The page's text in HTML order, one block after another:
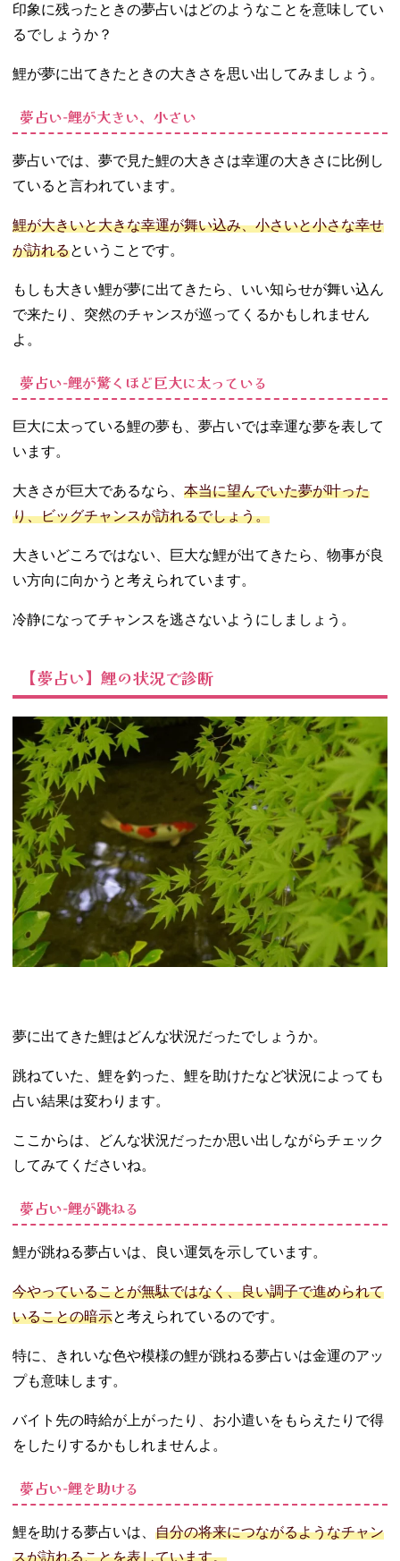
印象に残ったときの夢占いはどのようなことを意味してい
るでしょうか？
鯉が夢に出てきたときの大きさを思い出してみましょう。
夢占い‐鯉が大きい、小さい
夢占いでは、夢で見た鯉の大きさは幸運の大きさに比例し
ていると言われています。
鯉が大きいと大きな幸運が舞い込み、小さいと小さな幸せ
が訪れるということです。
もしも大きい鯉が夢に出てきたら、いい知らせが舞い込ん
で来たり、突然のチャンスが巡ってくるかもしれません
よ。
夢占い‐鯉が驚くほど巨大に太っている
巨大に太っている鯉の夢も、夢占いでは幸運な夢を表して
います。
大きさが巨大であるなら、 本当に望んでいた夢が叶った
り、ビッグチャンスが訪れるでしょう。
大きいどころではない、巨大な鯉が出てきたら、物事が良
い方向に向かうと考えられています。
冷静になってチャンスを逃さないようにしましょう。
【夢占い】鯉の状況で診断
夢に出てきた鯉はどんな状況だったでしょうか。
跳ねていた、鯉を釣った、鯉を助けたなど状況によっても
占い結果は変わります。
ここからは、どんな状況だったか思い出しながらチェック
してみてくださいね。
夢占い‐鯉が跳ねる
鯉が跳ねる夢占いは、良い運気を示しています。
今やっていることが無駄ではなく、良い調子で進められて
いることの暗示と考えられているのです。
特に、きれいな色や模様の鯉が跳ねる夢占いは金運のアッ
プも意味します。
バイト先の時給が上がったり、お小遣いをもらえたりで得
をしたりするかもしれませんよ。
夢占い‐鯉を助ける
鯉を助ける夢占いは、 自分の将来につながるようなチャン
スが訪れることを表しています。